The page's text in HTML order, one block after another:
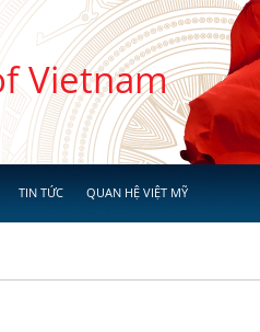
Vietnam
TIN TỨC QUAN HỆ VIỆT MỸ